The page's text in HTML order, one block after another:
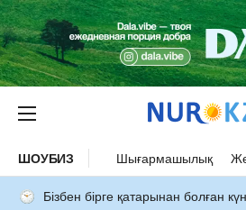
ШОУБИЗ Шығармашылық
Бізбен бірге қатарынан болған